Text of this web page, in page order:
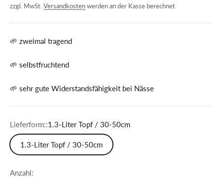
zzgl. MwSt. Versandkostenwerden an der Kasse berechnet
🌱 zweimal tragend
🌱 selbstfruchtend
🌱 sehr gute Widerstandsfähigkeit bei Nässe
Lieferform::1.3-Liter Topf / 30-50cm
1.3-Liter Topf / 30-50cm
Anzahl: